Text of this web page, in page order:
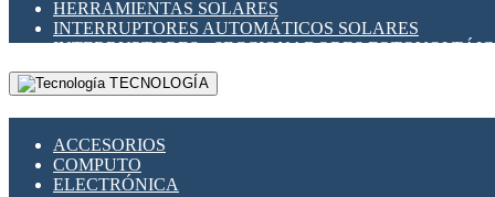
HERRAMIENTAS SOLARES
INTERRUPTORES AUTOMÁTICOS SOLARES
INTERRUPTORES - SECCIONADORES
MONTAJE PANEL SOLAR
PORTA FUSIBLES Y SECCIONADORES
TECNOLOGÍA
ACCESORIOS
COMPUTO
ELECTRÓNICA